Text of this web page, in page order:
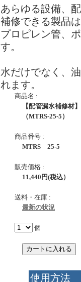
あらゆる設備、
補修できる製品
プロピレン管、
す。
水だけでなく、
れます。
商品名 :
【配管漏水補修材
（MTRS-25-5）
商品番号 :
MTRS 25-5
販売価格 :
11,440 円(税込）
送料・在庫 :
最新の状況
個
使用方法